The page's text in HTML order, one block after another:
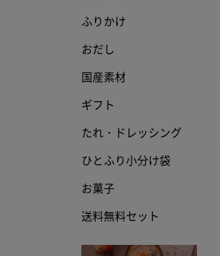
ふりかけ
おだし
国産素材
ギフト
たれ・ドレッシング
ひとふり小分け袋
お菓子
送料無料セット